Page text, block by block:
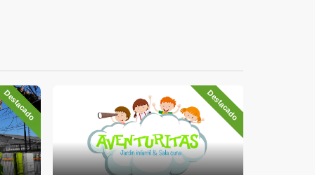
Destacado Destacado